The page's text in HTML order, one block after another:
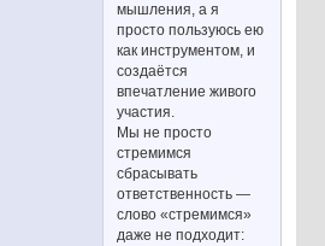
мышления, а я
просто пользуюсь ею
как инструментом, и
создаётся
впечатление живого
участия.
Мы не просто
стремимся
сбрасывать
ответственность —
слово «стремимся»
даже не подходит: